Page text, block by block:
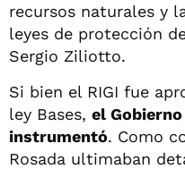
recursos naturales y
leyes de protección
Sergio Ziliotto.
Si bien el RIGI fue
ley Bases, el
instrumentó. Como
Rosada ultimaban